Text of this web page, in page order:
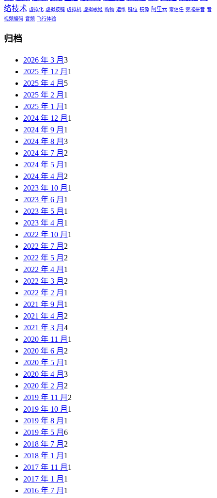
络技术 虚拟化 虚拟按键 虚拟机 虚拟歌姬 购物 运维 键位 镜像 阿里云 零信任 雾凇拼音 音
视频编码 音频 飞行体验
归档
2026 年 3 月 3
2025 年 12 月 1
2025 年 4 月 5
2025 年 2 月 1
2025 年 1 月 1
2024 年 12 月 1
2024 年 9 月 1
2024 年 8 月 3
2024 年 7 月 2
2024 年 5 月 1
2024 年 4 月 2
2023 年 10 月 1
2023 年 6 月 1
2023 年 5 月 1
2023 年 4 月 1
2022 年 10 月 1
2022 年 7 月 2
2022 年 5 月 2
2022 年 4 月 1
2022 年 3 月 2
2022 年 2 月 1
2021 年 9 月 1
2021 年 4 月 2
2021 年 3 月 4
2020 年 11 月 1
2020 年 6 月 2
2020 年 5 月 1
2020 年 4 月 3
2020 年 2 月 2
2019 年 11 月 2
2019 年 10 月 1
2019 年 8 月 1
2019 年 5 月 6
2018 年 7 月 2
2018 年 1 月 1
2017 年 11 月 1
2017 年 1 月 1
2016 年 7 月 1